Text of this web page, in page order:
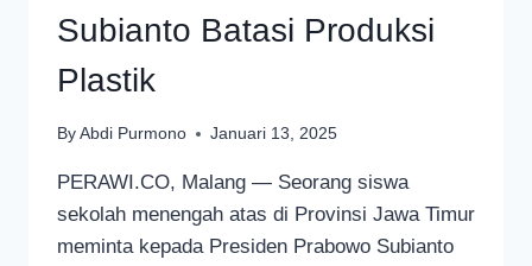
Subianto Batasi Produksi
Plastik
By Abdi Purmono Januari 13, 2025
PERAWI.CO, Malang — Seorang siswa
sekolah menengah atas di Provinsi Jawa Timur
meminta kepada Presiden Prabowo Subianto